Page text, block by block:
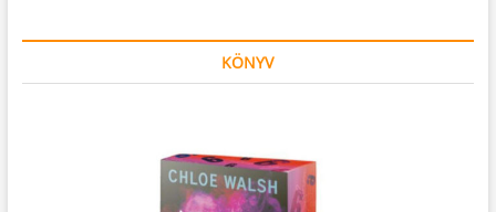
KÖNYV